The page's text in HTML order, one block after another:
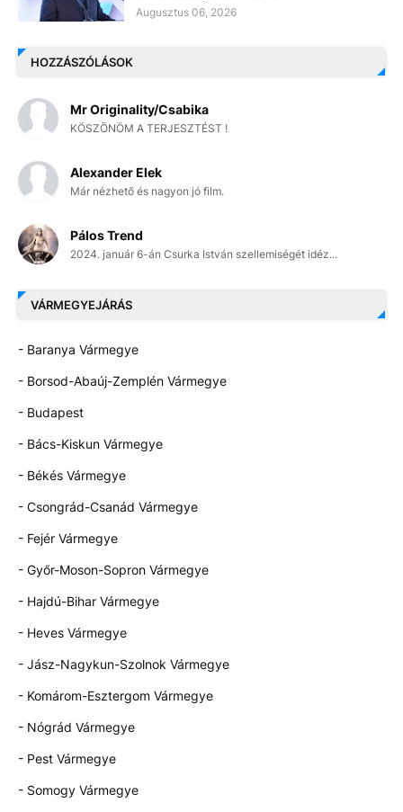
Augusztus 06, 2026
HOZZÁSZÓLÁSOK
Mr Originality/Csabika
KÖSZÖNÖM A TERJESZTÉST !
Alexander Elek
Már nézhető és nagyon jó film.
Pálos Trend
2024. január 6-án Csurka István szellemiségét idéz...
VÁRMEGYEJÁRÁS
- Baranya Vármegye
- Borsod-Abaúj-Zemplén Vármegye
- Budapest
- Bács-Kiskun Vármegye
- Békés Vármegye
- Csongrád-Csanád Vármegye
- Fejér Vármegye
- Győr-Moson-Sopron Vármegye
- Hajdú-Bihar Vármegye
- Heves Vármegye
- Jász-Nagykun-Szolnok Vármegye
- Komárom-Esztergom Vármegye
- Nógrád Vármegye
- Pest Vármegye
- Somogy Vármegye